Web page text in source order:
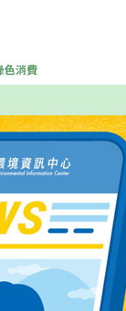
色消費